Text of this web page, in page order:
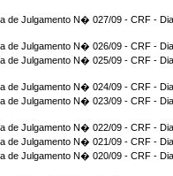
de Julgamento N� 027/09 - CRF -
de Julgamento N� 026/09 - CRF -
de Julgamento N� 025/09 - CRF -
de Julgamento N� 024/09 - CRF -
de Julgamento N� 023/09 - CRF -
de Julgamento N� 022/09 - CRF -
de Julgamento N� 021/09 - CRF -
de Julgamento N� 020/09 - CRF -